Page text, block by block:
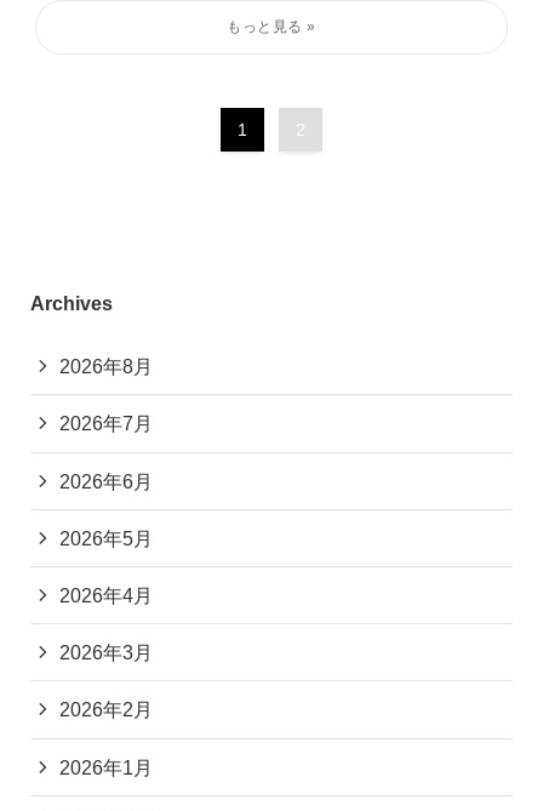
1 2
Archives
2026年8月
2026年7月
2026年6月
2026年5月
2026年4月
2026年3月
2026年2月
2026年1月